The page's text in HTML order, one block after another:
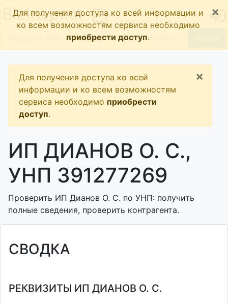
BizInspect
Для получения доступа ко всей информации и
ко всем возможностям сервиса необходимо
приобрести доступ.
×
Для получения доступа ко всей
информации и ко всем возможностям
сервиса необходимо приобрести
доступ.
×
ИП ДИАНОВ О. С.,
УНП 391277269
Проверить ИП Дианов О. С. по УНП: получить
полные сведения, проверить контрагента.
СВОДКА
РЕКВИЗИТЫ ИП ДИАНОВ О. С.